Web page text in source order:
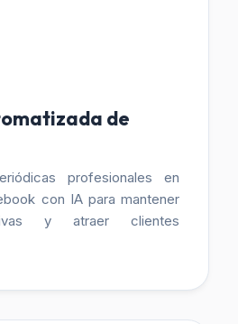
de
profesionales en
con IA para mantener
y atraer clientes